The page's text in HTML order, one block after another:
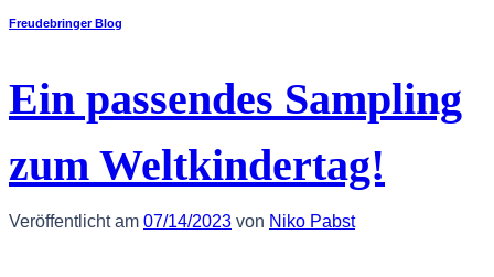
Freudebringer Blog
Ein passendes Sampling
zum Weltkindertag!
Veröffentlicht am 07/14/2023 von Niko Pabst